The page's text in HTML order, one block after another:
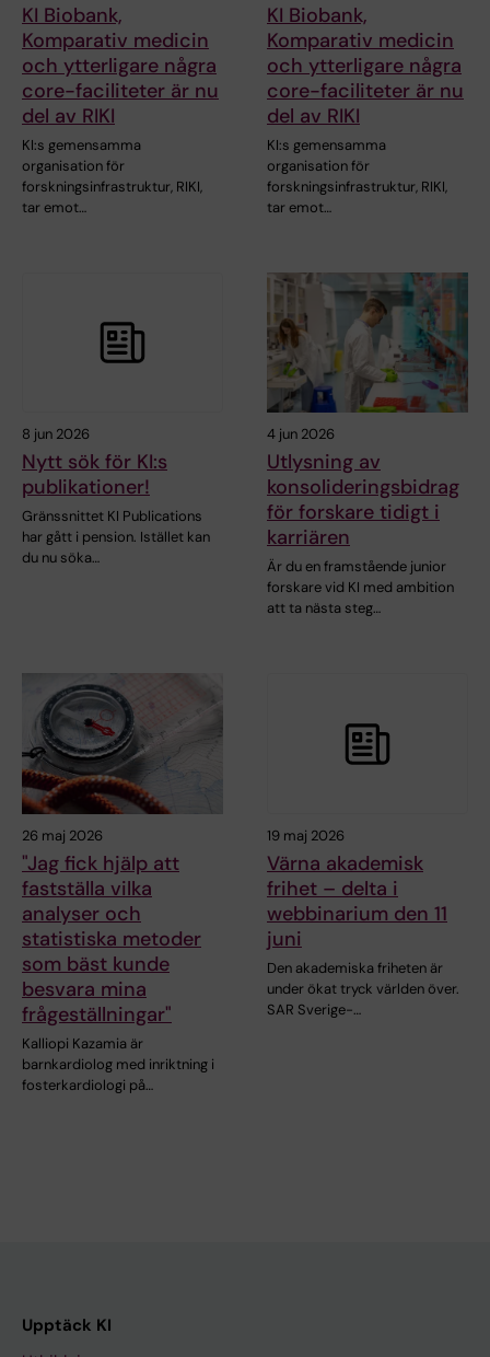
KI Biobank,
Komparativ medicin
och ytterligare några
core-faciliteter är nu
del av RIKI
KI:s gemensamma
organisation för
forskningsinfrastruktur, RIKI,
tar emot…
KI Biobank,
Komparativ medicin
och ytterligare några
core-faciliteter är nu
del av RIKI
KI:s gemensamma
organisation för
forskningsinfrastruktur, RIKI,
tar emot…
8 jun 2026
Nytt sök för KI:s
publikationer!
Gränssnittet KI Publications
har gått i pension. Istället kan
du nu söka…
4 jun 2026
Utlysning av
konsolideringsbidrag
för forskare tidigt i
karriären
Är du en framstående junior
forskare vid KI med ambition
att ta nästa steg…
26 maj 2026
"Jag fick hjälp att
fastställa vilka
analyser och
statistiska metoder
som bäst kunde
besvara mina
frågeställningar"
Kalliopi Kazamia är
barnkardiolog med inriktning i
fosterkardiologi på…
19 maj 2026
Värna akademisk
frihet – delta i
webbinarium den 11
juni
Den akademiska friheten är
under ökat tryck världen över.
SAR Sverige-…
Upptäck KI